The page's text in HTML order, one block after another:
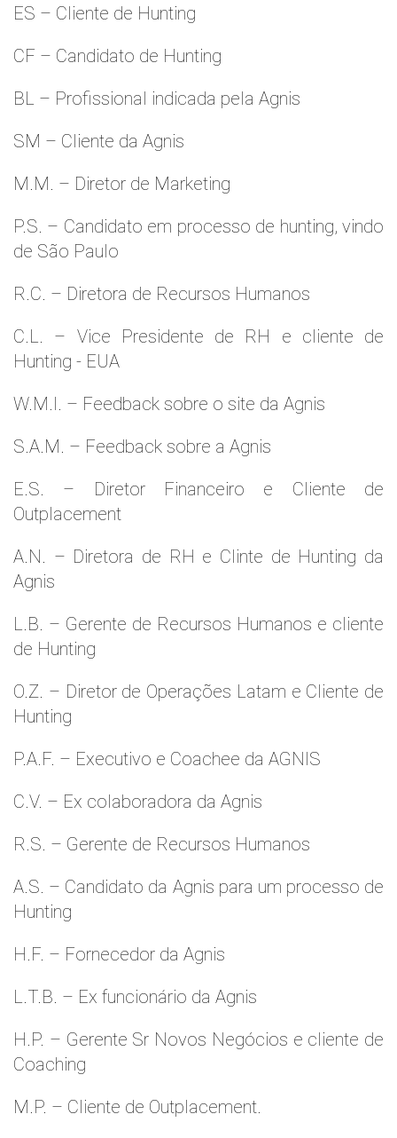
ES – Cliente de Hunting
CF – Candidato de Hunting
BL – Profissional indicada pela Agnis
SM – Cliente da Agnis
M.M. – Diretor de Marketing
P.S. – Candidato em processo de hunting, vindo
de São Paulo
R.C. – Diretora de Recursos Humanos
C.L. – Vice Presidente de RH e cliente de
Hunting - EUA
W.M.l. – Feedback sobre o site da Agnis
S.A.M. – Feedback sobre a Agnis
E.S. – Diretor Financeiro e Cliente de
Outplacement
A.N. – Diretora de RH e Clinte de Hunting da
Agnis
L.B. – Gerente de Recursos Humanos e cliente
de Hunting
O.Z. – Diretor de Operações Latam e Cliente de
Hunting
P.A.F. – Executivo e Coachee da AGNIS
C.V. – Ex colaboradora da Agnis
R.S. – Gerente de Recursos Humanos
A.S. – Candidato da Agnis para um processo de
Hunting
H.F. – Fornecedor da Agnis
L.T.B. – Ex funcionário da Agnis
H.P. – Gerente Sr Novos Negócios e cliente de
Coaching
M.P. – Cliente de Outplacement.